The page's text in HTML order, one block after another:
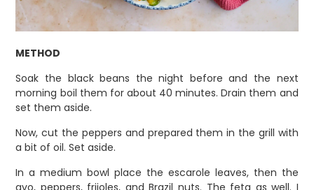
METHOD
Soak the black beans the night before and the next
morning boil them for about 40 minutes. Drain them and
set them aside.
Now, cut the peppers and prepared them in the grill with
a bit of oil. Set aside.
In a medium bowl place the escarole leaves, then the
avo, peppers, frijoles, and Brazil nuts. The feta as well. I